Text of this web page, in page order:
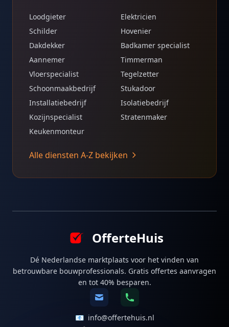
Loodgieter
Elektricien
Schilder
Hovenier
Dakdekker
Badkamer specialist
Aannemer
Timmerman
Vloerspecialist
Tegelzetter
Schoonmaakbedrijf
Stukadoor
Installatiebedrijf
Isolatiebedrijf
Kozijnspecialist
Stratenmaker
Keukenmonteur
Alle diensten A-Z bekijken
OfferteHuis
Dé Nederlandse marktplaats voor het vinden van
betrouwbare bouwprofessionals. Gratis offertes aanvragen
en tot 40% besparen.
📧 info@offertehuis.nl